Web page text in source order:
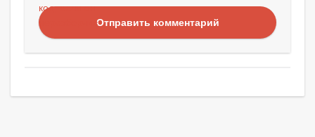
Отправить комментарий